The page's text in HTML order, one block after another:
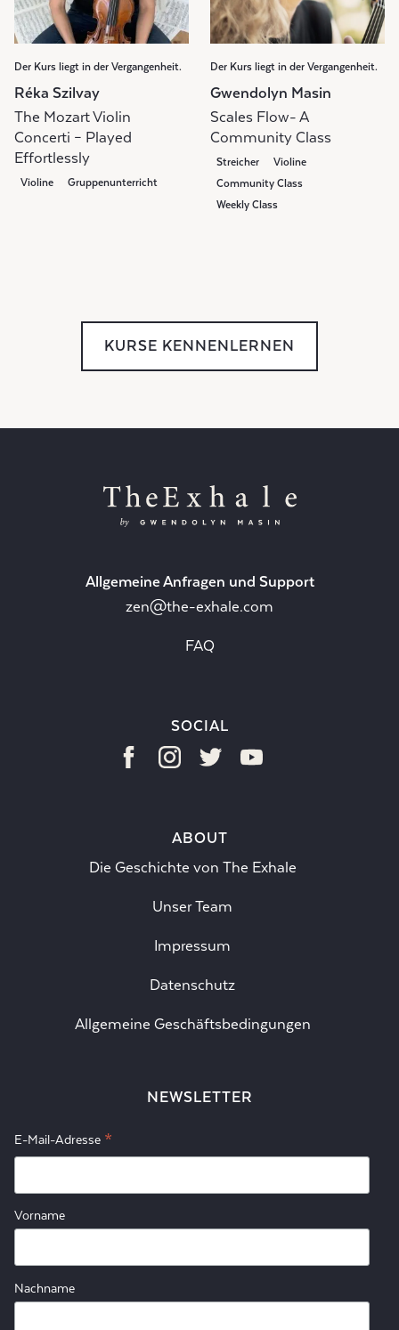
Der Kurs liegt in der Vergangenheit.
Réka Szilvay
The Mozart Violin
Concerti – Played
Effortlessly
Violine Gruppenunterricht
Der Kurs liegt in der Vergangenheit.
Gwendolyn Masin
Scales Flow- A
Community Class
Streicher
Violine
Community Class
Weekly Class
KURSE KENNENLERNEN
Allgemeine Anfragen und Support
zen@the-exhale.com
FAQ
SOCIAL
ABOUT
Die Geschichte von The Exhale
Unser Team
Impressum
Datenschutz
Allgemeine Geschäftsbedingungen
NEWSLETTER
E-Mail-Adresse *
Vorname
Nachname